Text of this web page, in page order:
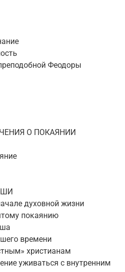
Феодоры
О ПОКАЯНИИ
духовной жизни
покаянию
времени
христианам
уживаться с внутренним